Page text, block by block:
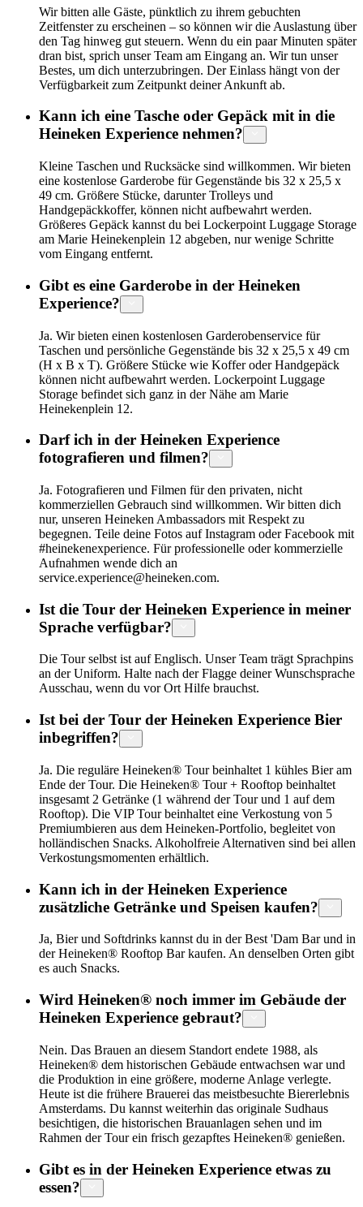
Wir bitten alle Gäste, pünktlich zu ihrem gebuchten
Zeitfenster zu erscheinen – so können wir die Auslastung über
den Tag hinweg gut steuern. Wenn du ein paar Minuten später
dran bist, sprich unser Team am Eingang an. Wir tun unser
Bestes, um dich unterzubringen. Der Einlass hängt von der
Verfügbarkeit zum Zeitpunkt deiner Ankunft ab.
Kann ich eine Tasche oder Gepäck mit in die
Heineken Experience nehmen?
Kleine Taschen und Rucksäcke sind willkommen. Wir bieten
eine kostenlose Garderobe für Gegenstände bis 32 x 25,5 x
49 cm. Größere Stücke, darunter Trolleys und
Handgepäckkoffer, können nicht aufbewahrt werden.
Größeres Gepäck kannst du bei Lockerpoint Luggage Storage
am Marie Heinekenplein 12 abgeben, nur wenige Schritte
vom Eingang entfernt.
Gibt es eine Garderobe in der Heineken
Experience?
Ja. Wir bieten einen kostenlosen Garderobenservice für
Taschen und persönliche Gegenstände bis 32 x 25,5 x 49 cm
(H x B x T). Größere Stücke wie Koffer oder Handgepäck
können nicht aufbewahrt werden. Lockerpoint Luggage
Storage befindet sich ganz in der Nähe am Marie
Heinekenplein 12.
Darf ich in der Heineken Experience
fotografieren und filmen?
Ja. Fotografieren und Filmen für den privaten, nicht
kommerziellen Gebrauch sind willkommen. Wir bitten dich
nur, unseren Heineken Ambassadors mit Respekt zu
begegnen. Teile deine Fotos auf Instagram oder Facebook mit
#heinekenexperience. Für professionelle oder kommerzielle
Aufnahmen wende dich an
service.experience@heineken.com.
Ist die Tour der Heineken Experience in meiner
Sprache verfügbar?
Die Tour selbst ist auf Englisch. Unser Team trägt Sprachpins
an der Uniform. Halte nach der Flagge deiner Wunschsprache
Ausschau, wenn du vor Ort Hilfe brauchst.
Ist bei der Tour der Heineken Experience Bier
inbegriffen?
Ja. Die reguläre Heineken® Tour beinhaltet 1 kühles Bier am
Ende der Tour. Die Heineken® Tour + Rooftop beinhaltet
insgesamt 2 Getränke (1 während der Tour und 1 auf dem
Rooftop). Die VIP Tour beinhaltet eine Verkostung von 5
Premiumbieren aus dem Heineken-Portfolio, begleitet von
holländischen Snacks. Alkoholfreie Alternativen sind bei allen
Verkostungsmomenten erhältlich.
Kann ich in der Heineken Experience
zusätzliche Getränke und Speisen kaufen?
Ja, Bier und Softdrinks kannst du in der Best 'Dam Bar und in
der Heineken® Rooftop Bar kaufen. An denselben Orten gibt
es auch Snacks.
Wird Heineken® noch immer im Gebäude der
Heineken Experience gebraut?
Nein. Das Brauen an diesem Standort endete 1988, als
Heineken® dem historischen Gebäude entwachsen war und
die Produktion in eine größere, moderne Anlage verlegte.
Heute ist die frühere Brauerei das meistbesuchte Biererlebnis
Amsterdams. Du kannst weiterhin das originale Sudhaus
besichtigen, die historischen Brauanlagen sehen und im
Rahmen der Tour ein frisch gezapftes Heineken® genießen.
Gibt es in der Heineken Experience etwas zu
essen?